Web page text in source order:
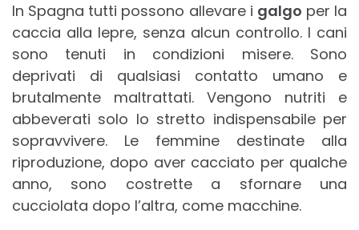
In Spagna tutti possono allevare i galgo per la
caccia alla lepre, senza alcun controllo. I cani
sono tenuti in condizioni misere. Sono
deprivati di qualsiasi contatto umano e
brutalmente maltrattati. Vengono nutriti e
abbeverati solo lo stretto indispensabile per
sopravvivere. Le femmine destinate alla
riproduzione, dopo aver cacciato per qualche
anno, sono costrette a sfornare una
cucciolata dopo l’altra, come macchine.